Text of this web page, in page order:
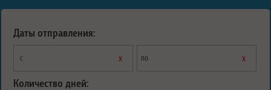
Даты отправления:
с х по х
Количество дней: